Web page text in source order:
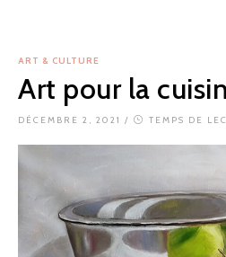
ART & CULTURE
Art pour la
DÉCEMBRE 2, 2021 / TEMPS DE